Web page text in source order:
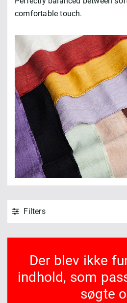
comfortable touch.
Filters
Der blev ikke
indhold, som
søgte